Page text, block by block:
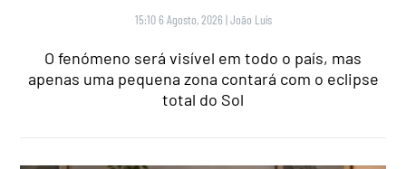
15:10 6 Agosto, 2026 |João Luís
O fenómeno será visível em todo o país, mas
apenas uma pequena zona contará com o eclipse
total do Sol